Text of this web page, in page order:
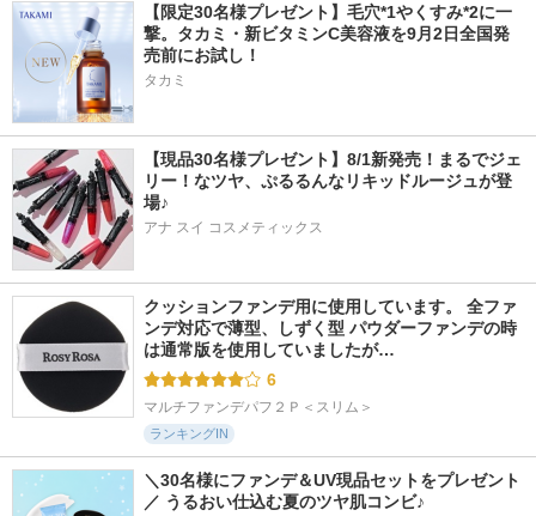
【限定30名様プレゼント】毛穴*1やくすみ*2に一
撃。タカミ・新ビタミンC美容液を9月2日全国発
売前にお試し！
タカミ
【現品30名様プレゼント】8/1新発売！まるでジェ
リー！なツヤ、ぷるるんなリキッドルージュが登
場♪
アナ スイ コスメティックス
クッションファンデ用に使用しています。 全ファ
ンデ対応で薄型、しずく型 パウダーファンデの時
は通常版を使用していましたが…
6
マルチファンデパフ２Ｐ＜スリム＞
ランキングIN
＼30名様にファンデ＆UV現品セットをプレゼント
／ うるおい仕込む夏のツヤ肌コンビ♪